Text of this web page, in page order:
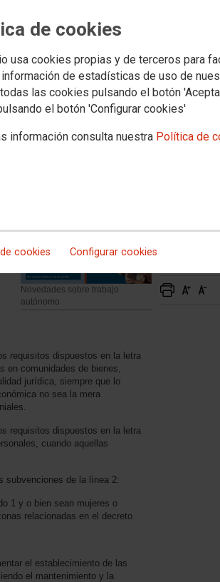
de cookies
usa cookies propias y de terceros para
de estadísticas de uso de
las cookies pulsando el botón
el botón 'Configurar cookies'
información consulta nuestra Política de
cookies Configurar cookies
autónomo
se regula la concesión directa de
de las personas trabajadoras autónomas,
Plus.
MÁS INFORMACIÓN AQUÍ
Novedades sobre trabajo
autónomo
requisitos dispuestos en la letra
en comunidades de bienes,
jurídica, siempre que lo
no sea la mera
requisitos dispuestos en la letra
cuando aquellas
subvenciones de la línea 2:
1 y o bien sean mujeres o
relacionadas en el decreto
el establecimiento de las
el mantenimiento y la